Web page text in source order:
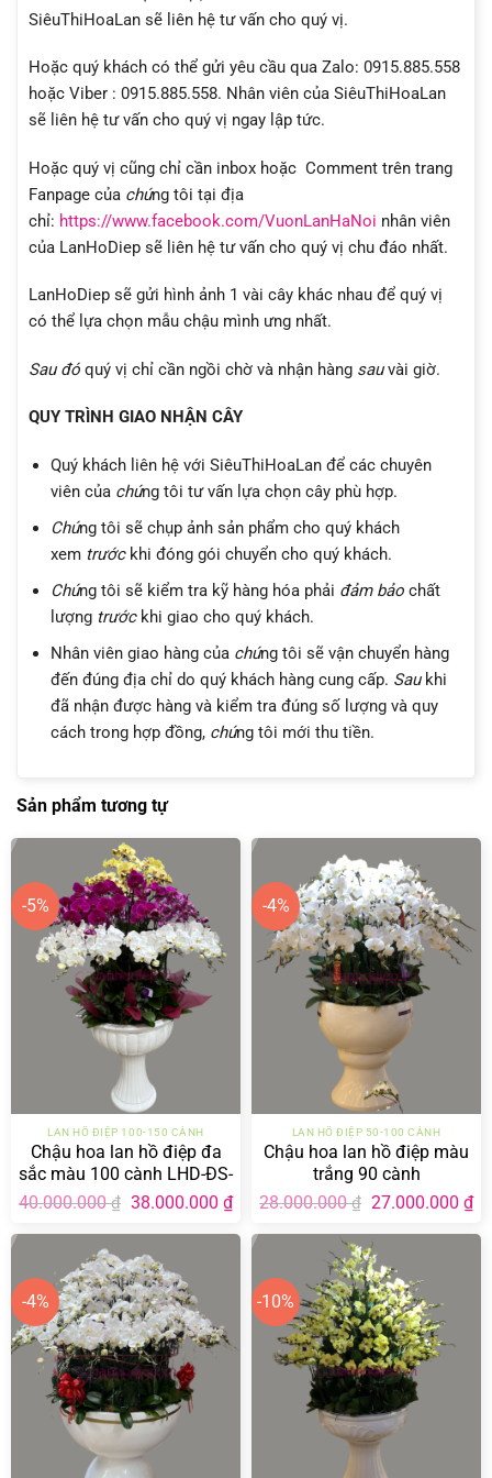
SiêuThiHoaLan sẽ liên hệ tư vấn cho quý vị.
Hoặc quý khách có thể gửi yêu cầu qua Zalo: 0915.885.558
hoặc Viber : 0915.885.558. Nhân viên của SiêuThiHoaLan
sẽ liên hệ tư vấn cho quý vị ngay lập tức.
Hoặc quý vị cũng chỉ cần inbox hoặc Comment trên trang
Fanpage của chúng tôi tại địa
chỉ: https://www.facebook.com/VuonLanHaNoi nhân viên
của LanHoDiep sẽ liên hệ tư vấn cho quý vị chu đáo nhất.
LanHoDiep sẽ gửi hình ảnh 1 vài cây khác nhau để quý vị
có thể lựa chọn mẫu chậu mình ưng nhất.
Sau đó quý vị chỉ cần ngồi chờ và nhận hàng sauvài giờ.
QUY TRÌNH GIAO NHẬN CÂY
Quý khách liên hệ với SiêuThiHoaLan để các chuyên
viên của chúng tôi tư vấn lựa chọn cây phù hợp.
Chúng tôi sẽ chụp ảnh sản phẩm cho quý khách
xem trước khi đóng gói chuyển cho quý khách.
Chúng tôi sẽ kiểm tra kỹ hàng hóa phải đảm bảo chất
lượng trước khi giao cho quý khách.
Nhân viên giao hàng của chúng tôi sẽ vận chuyển hàng
đến đúng địa chỉ do quý khách hàng cung cấp. Sau khi
đã nhận được hàng và kiểm tra đúng số lượng và quy
cách trong hợp đồng, chúng tôi mới thu tiền.
Sản phẩm tương tự
-5%
LAN HỒ ĐIỆP 100-150 CÀNH
Chậu hoa lan hồ điệp đa
sắc màu 100 cành LHD-ĐS-
100-CS-03
40.000.000₫ Giá
là:
40.000.000 ₫.
38.000.000 ₫Giá
hiện
tại
38.000.000 ₫.
-4%
LAN HỒ ĐIỆP 50-100 CÀNH
Chậu hoa lan hồ điệp màu
trắng 90 cành
28.000.000₫ Giá
là:
28.000.000 ₫.
27.000.000 ₫
tại
-4% -10%